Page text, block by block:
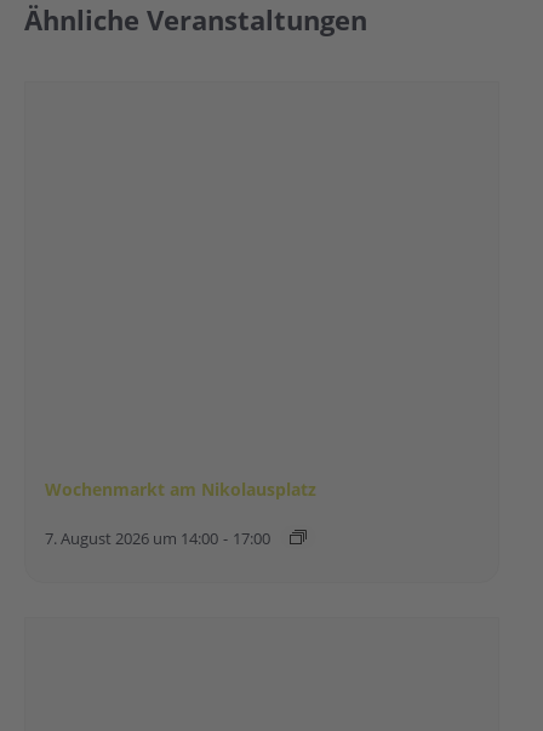
Ähnliche Veranstaltungen
Wochenmarkt am Nikolausplatz
7. August 2026 um 14:00 - 17:00